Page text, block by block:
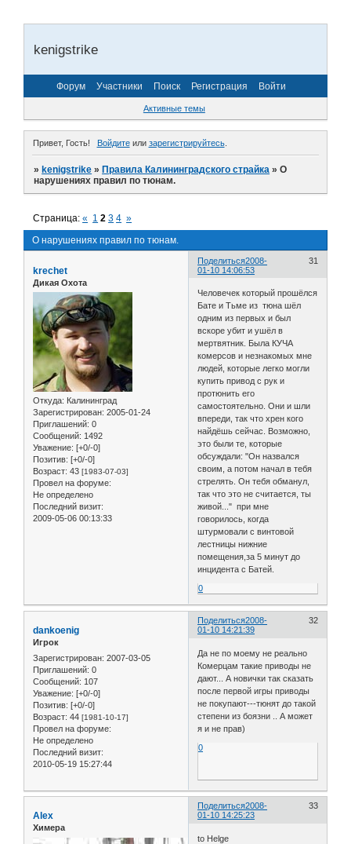
kenigstrike
Форум Участники Поиск Регистрация Войти
Активные темы
Привет, Гость! Войдитеили зарегистрируйтесь.
»kenigstrike »Правила Калининградского страйка »О
нарушениях правил по тюнам.
О нарушениях правил по тюнам.
Страница:« 1 2 3 4 »
Поделиться 31
2008-
01-10 14:06:53
krechet
Дикая Охота
Откуда: Калининград
Зарегистрирован: 2005-01-24
Приглашений: 0
Сообщений: 1492
Уважение: [+0/-0]
Позитив: [+0/-0]
Возраст: 43 [1983-07-03]
Провел на форуме:
Не определено
Последний визит:
2009-05-06 00:13:33
Человечек который прошёлся
Бате и Тьме из тюна шёл
одним из первых и был
вскоре убит и ушёл в
мертвятник. Была КУЧА
комерсов и незнакомых мне
людей, которые легко могли
купить привод с рук и
протюнить его
самостоятельно. Они и шли
впереди, так что хрен кого
найдёшь сейчас. Возможно,
это были те, которые
обсуждали: "Он назвался
своим, а потом начал в тебя
стрелять. Он тебя обманул,
так что это не считается, ты
живой..." при мне
говорилось, когда
штурмовали с винтовой
лестницы нижние
помещения,за 5 минут до
инцидента с Батей.
0
Поделиться 32
2008-
01-10 14:21:39
dankoenig
Игрок
Зарегистрирован: 2007-03-05
Приглашений: 0
Сообщений: 107
Уважение: [+0/-0]
Позитив: [+0/-0]
Возраст: 44 [1981-10-17]
Провел на форуме:
Не определено
Последний визит:
2010-05-19 15:27:44
Да не по моему не реально
Комерцам такие приводы не
дают... А новички так сказать
после первой игры приводы
не покупают---тюнят до такой
степени из боязни .. А может
я и не прав)
0
Поделиться 33
2008-
01-10 14:25:23
Alex
Химера
to Helge